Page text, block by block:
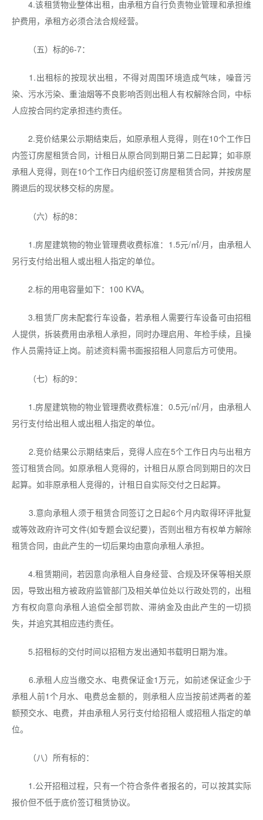
4.该租赁物业整体出租，由承租方自行负责物业管理和承担维
护费用，承租方必须合法合规经营。
（五）标的6-7：
1.出租标的按现状出租，不得对周围环境造成气味，噪音污
染、污水污染、重油烟等不良影响否则出租人有权解除合同，中标
人应按合同约定承担违约责任。
2.竞价结果公示期结束后，如原承租人竞得，则在10个工作日
内签订房屋租赁合同，计租日从原合同到期日第二日起算；如非原
承租人竞得，则在10个工作日内组织签订房屋租赁合同，并按房屋
腾退后的现状移交标的房屋。
（六）标的8：
1.房屋建筑物的物业管理费收费标准：1.5元/㎡/月，由承租人
另行支付给出租人或出租人指定的单位。
2.标的用电容量如下：100 KVA。
3.租赁厂房未配套行车设备，若承租人需要行车设备可由招租
人提供，拆装费用由承租人承担，同时办理启用、年检手续，且操
作人员需持证上岗。前述资料需书面报招租人同意后方可使用。
（七）标的9：
1.房屋建筑物的物业管理费收费标准：0.5元/㎡/月，由承租人
另行支付给出租人或出租人指定的单位。
2.竞价结果公示期结束后，竞得人应在5个工作日内与出租方
签订租赁合同。如原承租人竞得的，计租日从原合同到期日的次日
起算。如非原承租人竞得的，计租日自实际交付之日起算。
3.意向承租人须于租赁合同签订之日起6个月内取得环评批复
或等效政府许可文件(如专题会议纪要)，否则出租方有权单方解除
租赁合同，由此产生的一切后果均由意向承租人承担。
4.租赁期间，若因意向承租人自身经营、合规及环保等相关原
因，导致出租方被政府监管部门及相关单位处以行政处罚的，出租
方有权向意向承租人追偿全部罚款、滞纳金及由此产生的一切损
失，并追究其相应违约责任。
5.招租标的交付时间以招租方发出通知书载明日期为准。
6.承租人应当缴交水、电费保证金1万元，如前述保证金少于
承租人前1个月水、电费总金额的，则承租人应当按前述两者的差
额预交水、电费，并由承租人另行支付给招租人或招租人指定的单
位。
（八）所有标的：
1.公开招租过程，只有一个符合条件者报名的，可以按其实际
报价但不低于底价签订租赁协议。